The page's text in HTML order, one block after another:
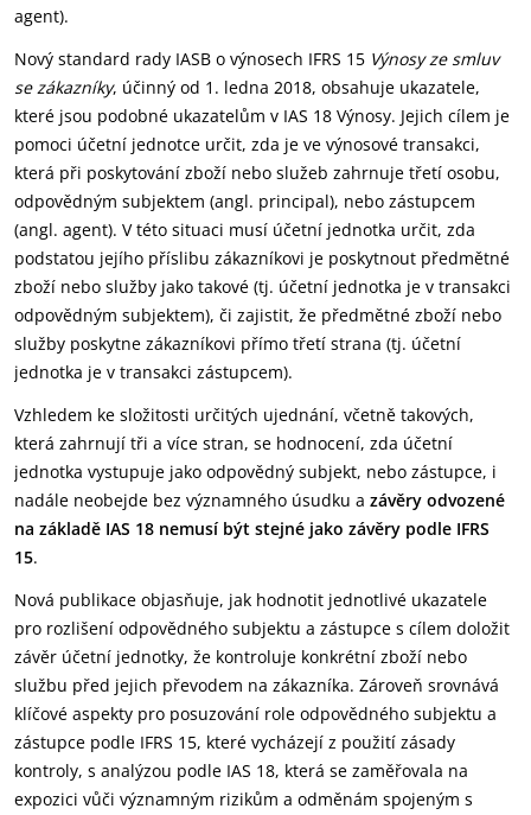
agent).
Nový standard rady IASB o výnosech IFRS 15 Výnosy ze smluv
se zákazníky, účinný od 1. ledna 2018, obsahuje ukazatele,
které jsou podobné ukazatelům v IAS 18 Výnosy. Jejich cílem je
pomoci účetní jednotce určit, zda je ve výnosové transakci,
která při poskytování zboží nebo služeb zahrnuje třetí osobu,
odpovědným subjektem (angl. principal), nebo zástupcem
(angl. agent). V této situaci musí účetní jednotka určit, zda
podstatou jejího příslibu zákazníkovi je poskytnout předmětné
zboží nebo služby jako takové (tj. účetní jednotka je v transakci
odpovědným subjektem), či zajistit, že předmětné zboží nebo
služby poskytne zákazníkovi přímo třetí strana (tj. účetní
jednotka je v transakci zástupcem).
Vzhledem ke složitosti určitých ujednání, včetně takových,
která zahrnují tři a více stran, se hodnocení, zda účetní
jednotka vystupuje jako odpovědný subjekt, nebo zástupce, i
nadále neobejde bez významného úsudku a závěry odvozené
na základě IAS 18 nemusí být stejné jako závěry podle IFRS
15.
Nová publikace objasňuje, jak hodnotit jednotlivé ukazatele
pro rozlišení odpovědného subjektu a zástupce s cílem doložit
závěr účetní jednotky, že kontroluje konkrétní zboží nebo
službu před jejich převodem na zákazníka. Zároveň srovnává
klíčové aspekty pro posuzování role odpovědného subjektu a
zástupce podle IFRS 15, které vycházejí z použití zásady
kontroly, s analýzou podle IAS 18, která se zaměřovala na
expozici vůči významným rizikům a odměnám spojeným s